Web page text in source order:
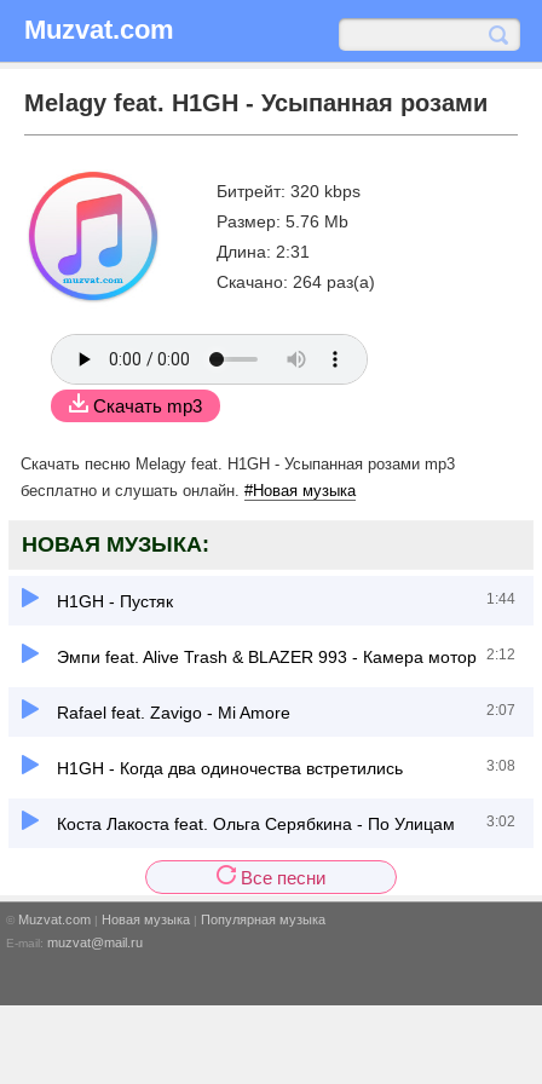
Muzvat.com
Melagy feat. H1GH - Усыпанная розами
Битрейт: 320 kbps
Размер: 5.76 Mb
Длина: 2:31
Скачано: 264 раз(а)
Скачать mp3
Скачать песню Melagy feat. H1GH - Усыпанная розами mp3
бесплатно и слушать онлайн. #Новая музыка
НОВАЯ МУЗЫКА:
H1GH - Пустяк 1:44
Эмпи feat. Alive Trash & BLAZER 993 - Камера мотор 2:12
Rafael feat. Zavigo - Mi Amore 2:07
H1GH - Когда два одиночества встретились 3:08
Коста Лакоста feat. Ольга Серябкина - По Улицам 3:02
Все песни
© Muzvat.com | Новая музыка | Популярная музыка
E-mail: muzvat@mail.ru